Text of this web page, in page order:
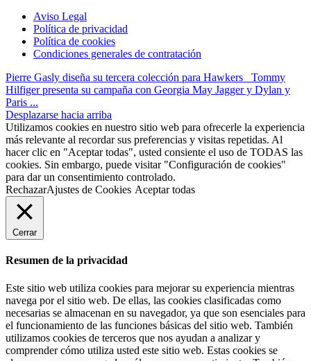
Aviso Legal
Política de privacidad
Política de cookies
Condiciones generales de contratación
Pierre Gasly diseña su tercera colección para Hawkers
Tommy
Hilfiger presenta su campaña con Georgia May Jagger y Dylan y
Paris ...
Desplazarse hacia arriba
Utilizamos cookies en nuestro sitio web para ofrecerle la experiencia
más relevante al recordar sus preferencias y visitas repetidas. Al
hacer clic en "Aceptar todas", usted consiente el uso de TODAS las
cookies. Sin embargo, puede visitar "Configuración de cookies"
para dar un consentimiento controlado.
RechazarAjustes de Cookies Aceptar todas
Cerrar
Resumen de la privacidad
Este sitio web utiliza cookies para mejorar su experiencia mientras
navega por el sitio web. De ellas, las cookies clasificadas como
necesarias se almacenan en su navegador, ya que son esenciales para
el funcionamiento de las funciones básicas del sitio web. También
utilizamos cookies de terceros que nos ayudan a analizar y
comprender cómo utiliza usted este sitio web. Estas cookies se